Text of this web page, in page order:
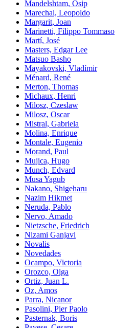
Mandelshtam, Ósip
Marechal, Leopoldo
Margarit, Joan
Marinetti, Filippo Tommaso
Martí, José
Masters, Edgar Lee
Matsuo Basho
Mayakovski, Vladímir
Ménard, René
Merton, Thomas
Michaux, Henri
Milosz, Czeslaw
Milosz, Oscar
Mistral, Gabriela
Molina, Enrique
Montale, Eugenio
Morand, Paul
Mujica, Hugo
Munch, Edvard
Musa Yagub
Nakano, Shigeharu
Nazim Hikmet
Neruda, Pablo
Nervo, Amado
Nietzsche, Friedrich
Nizami Ganjavi
Novalis
Novedades
Ocampo, Victoria
Orozco, Olga
Ortiz, Juan L.
Oz, Amos
Parra, Nicanor
Pasolini, Pier Paolo
Pasternak, Boris